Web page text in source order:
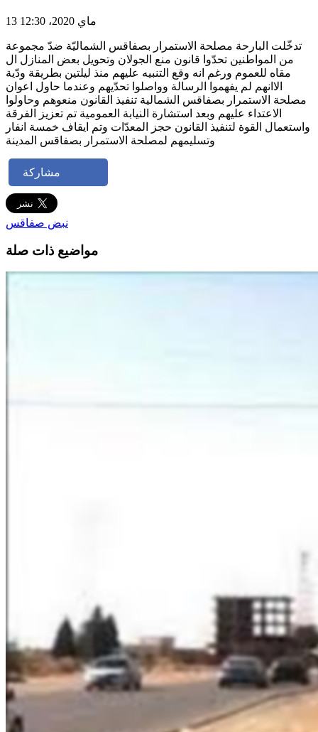
13 ماي 2020، 12:30
تدخّلت البارحة مصلحة الاستمرار بصفاقس الشماليّة ضدّ مجموعة
من المواطنين تحدّوا قانون منع الجولان وتحويل بعض المنازل ال
مقاه للعموم ورغم انه وقع التنبيه عليهم منذ ليلتين بطريقة ودّية
الاانهم لم يفهموا الرسالة وواصلوا تحدّيهم وعندما حاول اعوان
مصلحة الاستمرار بصفاقس الشمالية تنفيذ القانون منعوهم وحاولوا
الاعتداء عليهم وبعد استشارة النيابة العمومية تم تعزيز الفرقة
واستعمال القوة لتنفيذ القانون حجز المعدّات وتم ايقاف خمسة انفار
وتسليمهم لمصلحة الاستمرار بصفاقس المدينة
مشاركة
نبض صفاقس
مواضيع ذات صلة